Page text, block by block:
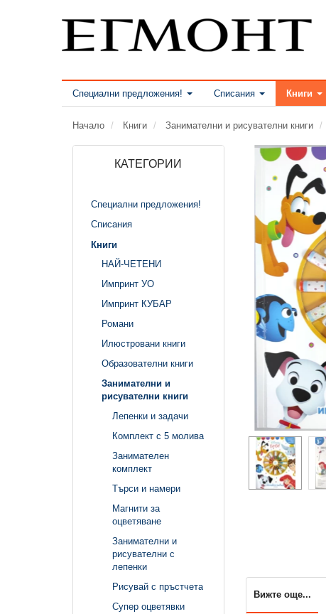
Специални предложения! Списания Книги
Начало Книги Занимателни и рисувателни книги
КАТЕГОРИИ
Специални предложения!
Списания
Книги
НАЙ-ЧЕТЕНИ
Импринт УО
Импринт КУБАР
Романи
Илюстровани книги
Образователни книги
Занимателни и
рисувателни книги
Лепенки и задачи
Комплект с 5 молива
Занимателен
комплект
Търси и намери
Магнити за
оцветяване
Занимателни и
рисувателни с
лепенки
Рисувай с пръстчета
Супер оцветявки
Вижте още...